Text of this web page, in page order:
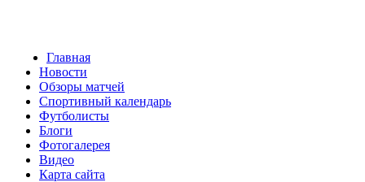
Главная
Новости
Обзоры матчей
Спортивный календарь
Футболисты
Блоги
Фотогалерея
Видео
Карта сайта